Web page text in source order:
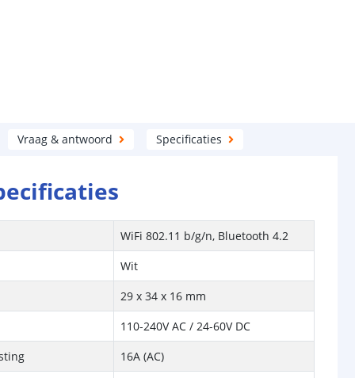
Vraag & antwoord Specificaties
WiFi 802.11 b/g/n, Bluetooth 4.2
Wit
29 x 34 x 16 mm
110-240V AC / 24-60V DC
16A (AC)